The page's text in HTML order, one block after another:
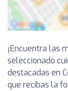
¡Encuentra las
seleccionado
destacadas en
que recibas la